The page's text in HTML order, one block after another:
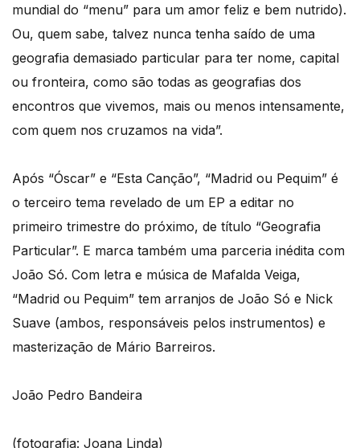
mundial do “menu” para um amor feliz e bem nutrido).
Ou, quem sabe, talvez nunca tenha saído de uma
geografia demasiado particular para ter nome, capital
ou fronteira, como são todas as geografias dos
encontros que vivemos, mais ou menos intensamente,
com quem nos cruzamos na vida”.
Após “Óscar” e “Esta Canção”, “Madrid ou Pequim” é
o terceiro tema revelado de um EP a editar no
primeiro trimestre do próximo, de título “Geografia
Particular”. E marca também uma parceria inédita com
João Só. Com letra e música de Mafalda Veiga,
“Madrid ou Pequim” tem arranjos de João Só e Nick
Suave (ambos, responsáveis pelos instrumentos) e
masterização de Mário Barreiros.
João Pedro Bandeira
(fotografia: Joana Linda)